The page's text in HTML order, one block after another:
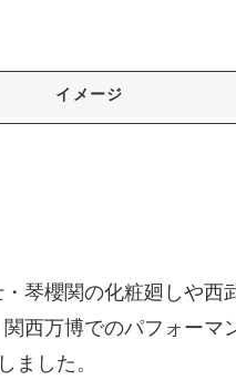
イメージ
琴櫻関の化粧廻しや西
西万博でのパフォーマ
ました。